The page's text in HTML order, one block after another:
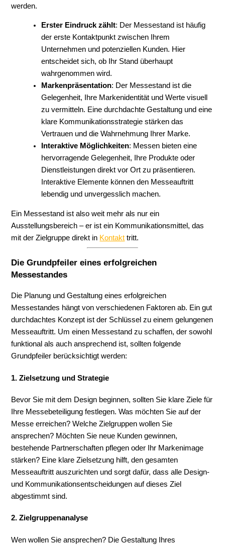
werden.
Erster Eindruck zählt: Der Messestand ist häufig
der erste Kontaktpunkt zwischen Ihrem
Unternehmen und potenziellen Kunden. Hier
entscheidet sich, ob Ihr Stand überhaupt
wahrgenommen wird.
Markenpräsentation: Der Messestand ist die
Gelegenheit, Ihre Markenidentität und Werte visuell
zu vermitteln. Eine durchdachte Gestaltung und eine
klare Kommunikationsstrategie stärken das
Vertrauen und die Wahrnehmung Ihrer Marke.
Interaktive Möglichkeiten: Messen bieten eine
hervorragende Gelegenheit, Ihre Produkte oder
Dienstleistungen direkt vor Ort zu präsentieren.
Interaktive Elemente können den Messeauftritt
lebendig und unvergesslich machen.
Ein Messestand ist also weit mehr als nur ein
Ausstellungsbereich – er ist ein Kommunikationsmittel, das
mit der Zielgruppe direkt in Kontakt tritt.
Die Grundpfeiler eines erfolgreichen
Messestandes
Die Planung und Gestaltung eines erfolgreichen
Messestandes hängt von verschiedenen Faktoren ab. Ein gut
durchdachtes Konzept ist der Schlüssel zu einem gelungenen
Messeauftritt. Um einen Messestand zu schaffen, der sowohl
funktional als auch ansprechend ist, sollten folgende
Grundpfeiler berücksichtigt werden:
1. Zielsetzung und Strategie
Bevor Sie mit dem Design beginnen, sollten Sie klare Ziele für
Ihre Messebeteiligung festlegen. Was möchten Sie auf der
Messe erreichen? Welche Zielgruppen wollen Sie
ansprechen? Möchten Sie neue Kunden gewinnen,
bestehende Partnerschaften pflegen oder Ihr Markenimage
stärken? Eine klare Zielsetzung hilft, den gesamten
Messeauftritt auszurichten und sorgt dafür, dass alle Design-
und Kommunikationsentscheidungen auf dieses Ziel
abgestimmt sind.
2. Zielgruppenanalyse
Wen wollen Sie ansprechen? Die Gestaltung Ihres